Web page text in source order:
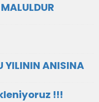
YILININ ANISINA
!!!